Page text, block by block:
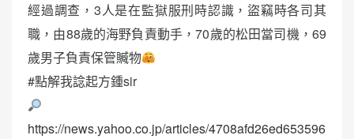
經過調查，3人是在監獄服刑時認識，盜竊時各司其
職，由88歲的海野負責動手，70歲的松田當司機，69
歲男子負責保管贓物
#點解我諗起方鍾sir
https://news.yahoo.co.jp/articles/4708afd26ed653596